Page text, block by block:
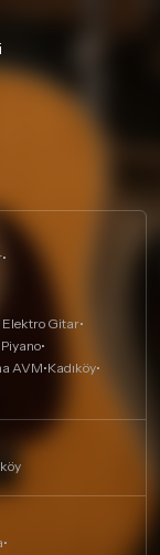
•
Elektro Gitar•
•
AVM•Kadıköy•
•